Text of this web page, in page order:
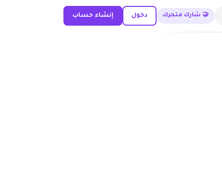
🤝 شارك متجرك دخول إنشاء حساب